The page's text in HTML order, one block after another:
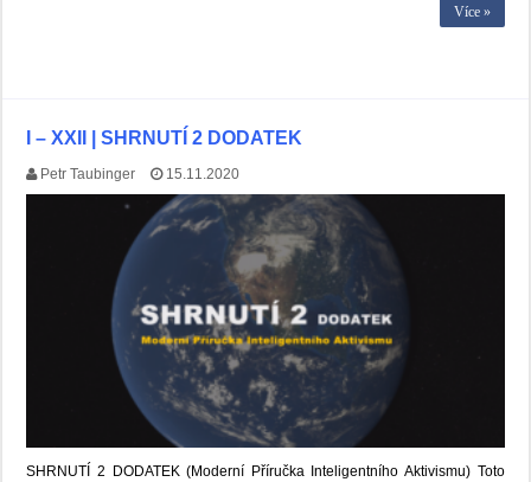
Více »
I – XXII | SHRNUTÍ 2 DODATEK
Petr Taubinger 15.11.2020
SHRNUTÍ 2 DODATEK (Moderní Příručka Inteligentního Aktivismu) Toto